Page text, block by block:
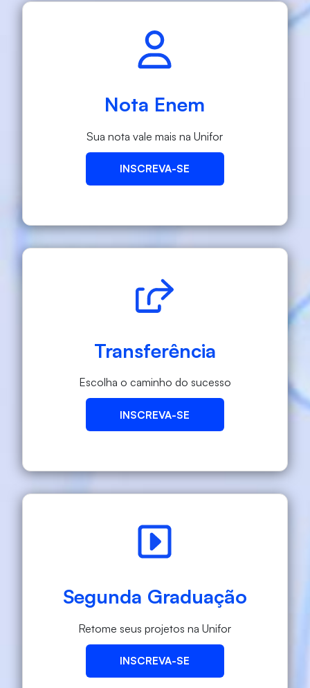
Nota Enem
Sua nota vale mais na Unifor
INSCREVA-SE
Transferência
Escolha o caminho do sucesso
INSCREVA-SE
Segunda Graduação
Retome seus projetos na Unifor
INSCREVA-SE